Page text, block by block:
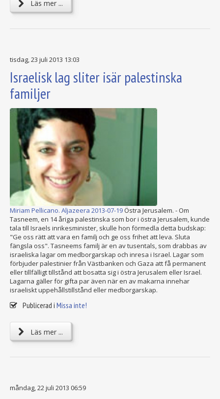
Läs mer ...
tisdag, 23 juli 2013 13:03
Israelisk lag sliter isär palestinska
familjer
Miriam Pellicano. Aljazeera 2013-07-19 Östra Jerusalem. - Om
Tasneem, en 14 åriga palestinska som bor i östra Jerusalem, kunde
tala till Israels inrikesminister, skulle hon förmedla detta budskap:
"Ge oss rätt att vara en familj och ge oss frihet att leva. Sluta
fängsla oss". Tasneems familj är en av tusentals, som drabbas av
israeliska lagar om medborgarskap och inresa i Israel. Lagar som
förbjuder palestinier från Västbanken och Gaza att få permanent
eller tillfälligt tillstånd att bosatta sig i östra Jerusalem eller Israel.
Lagarna gäller för gifta par även när en av makarna innehar
israeliskt uppehållstillstånd eller medborgarskap.
Publicerad i Missa inte!
Läs mer ...
måndag, 22 juli 2013 06:59